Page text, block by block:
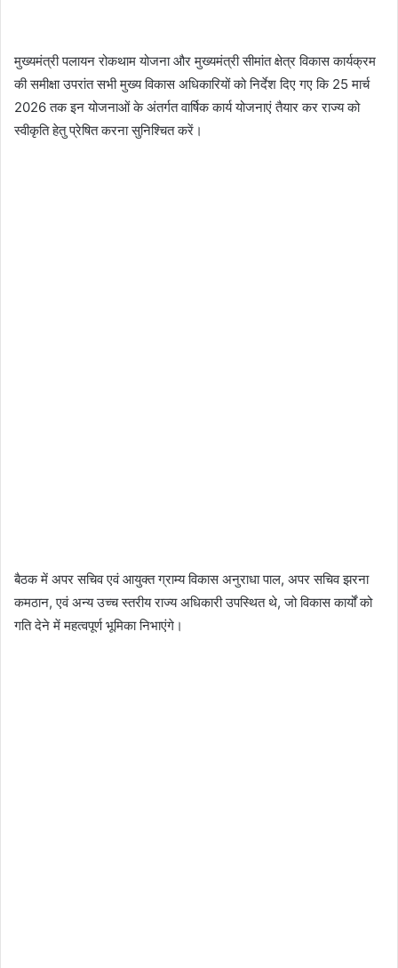
मुख्यमंत्री पलायन रोकथाम योजना और मुख्यमंत्री सीमांत क्षेत्र विकास कार्यक्रम
की समीक्षा उपरांत सभी मुख्य विकास अधिकारियों को निर्देश दिए गए कि 25 मार्च
2026 तक इन योजनाओं के अंतर्गत वार्षिक कार्य योजनाएं तैयार कर राज्य को
स्वीकृति हेतु प्रेषित करना सुनिश्चित करें।
बैठक में अपर सचिव एवं आयुक्त ग्राम्य विकास अनुराधा पाल, अपर सचिव झरना
कमठान, एवं अन्य उच्च स्तरीय राज्य अधिकारी उपस्थित थे, जो विकास कार्यों को
गति देने में महत्वपूर्ण भूमिका निभाएंगे।